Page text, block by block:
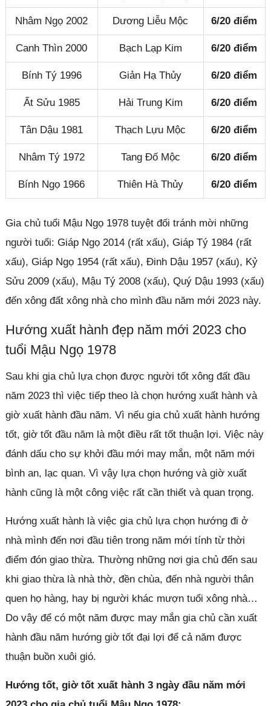
Nhâm Ngọ 2002 Dương Liễu Mộc 6/20 điểm
Canh Thìn 2000 Bạch Lạp Kim 6/20 điểm
Bính Tý 1996 Giản Hạ Thủy 6/20 điểm
Ất Sửu 1985 Hải Trung Kim 6/20 điểm
Tân Dậu 1981 Thạch Lựu Mộc 6/20 điểm
Nhâm Tý 1972 Tang Đố Mộc 6/20 điểm
Bính Ngọ 1966 Thiên Hà Thủy 6/20 điểm
Gia chủ tuổi Mậu Ngọ 1978 tuyệt đối tránh mời những
người tuổi: Giáp Ngọ 2014 (rất xấu), Giáp Tý 1984 (rất
xấu), Giáp Ngọ 1954 (rất xấu), Đinh Dậu 1957 (xấu), Kỷ
Sửu 2009 (xấu), Mậu Tý 2008 (xấu), Quý Dậu 1993 (xấu)
đến xông đất xông nhà cho mình đầu năm mới 2023 này.
Hướng xuất hành đẹp năm mới 2023 cho
tuổi Mậu Ngọ 1978
Sau khi gia chủ lựa chọn được người tốt xông đất đầu
năm 2023 thì việc tiếp theo là chọn hướng xuất hành và
giờ xuất hành đầu năm. Vì nếu gia chủ xuất hành hướng
tốt, giờ tốt đầu năm là một điều rất tốt thuận lợi. Việc này
đánh dấu cho sự khởi đầu mới may mắn, một năm mới
bình an, lạc quan. Vì vậy lựa chọn hướng và giờ xuất
hành cũng là một công việc rất cần thiết và quan trọng.
Hướng xuất hành là việc gia chủ lựa chọn hướng đi ở
nhà mình đến nơi đầu tiên trong năm mới tính từ thời
điểm đón giao thừa. Thường những nơi gia chủ đến sau
khi giao thừa là nhà thờ, đền chùa, đến nhà người thân
quen họ hàng, hay bị người khác mượn tuổi xông nhà…
Do vậy để có một năm được may mắn gia chủ cần xuất
hành đầu năm hướng giờ tốt đại lợi để cả năm được
thuận buồn xuôi gió.
Hướng tốt, giờ tốt xuất hành 3 ngày đầu năm mới